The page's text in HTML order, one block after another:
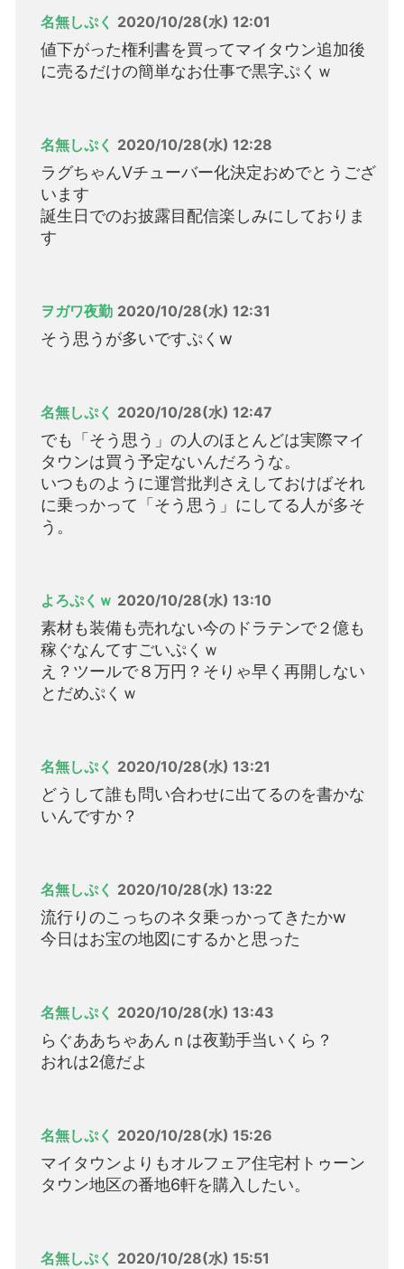
名無しぷく 2020/10/28(水) 12:01
値下がった権利書を買ってマイタウン追加後
に売るだけの簡単なお仕事で黒字ぷくｗ
名無しぷく 2020/10/28(水) 12:28
ラグちゃんVチューバー化決定おめでとうござ
います
誕生日でのお披露目配信楽しみにしておりま
す
ヲガワ夜勤 2020/10/28(水) 12:31
そう思うが多いですぷくw
名無しぷく 2020/10/28(水) 12:47
でも「そう思う」の人のほとんどは実際マイ
タウンは買う予定ないんだろうな。
いつものように運営批判さえしておけばそれ
に乗っかって「そう思う」にしてる人が多そ
う。
よろぷくｗ 2020/10/28(水) 13:10
素材も装備も売れない今のドラテンで２億も
稼ぐなんてすごいぷくｗ
え？ツールで８万円？そりゃ早く再開しない
とだめぷくｗ
名無しぷく 2020/10/28(水) 13:21
どうして誰も問い合わせに出てるのを書かな
いんですか？
名無しぷく 2020/10/28(水) 13:22
流行りのこっちのネタ乗っかってきたかw
今日はお宝の地図にするかと思った
名無しぷく 2020/10/28(水) 13:43
らぐああちゃあんｎは夜勤手当いくら？
おれは2億だよ
名無しぷく 2020/10/28(水) 15:26
マイタウンよりもオルフェア住宅村トゥーン
タウン地区の番地6軒を購入したい。
名無しぷく 2020/10/28(水) 15:51